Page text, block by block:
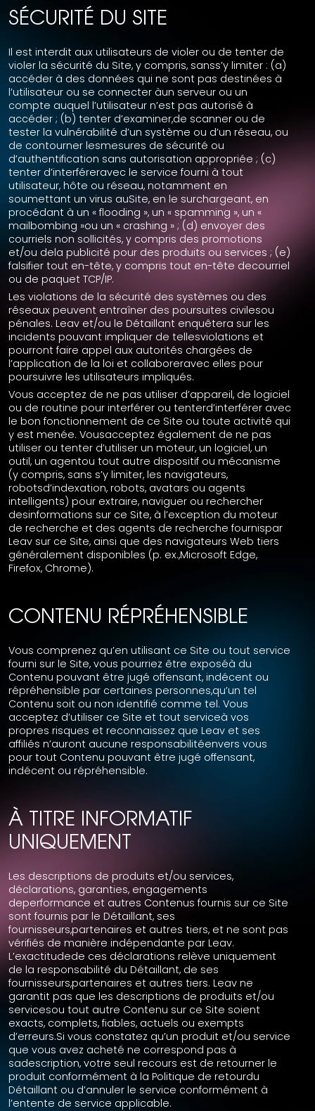
SÉCURITÉ DU SITE
Il est interdit aux utilisateurs de violer ou de tenter de
violer la sécurité du Site, y compris, sanss’y limiter : (a)
accéder à des données qui ne sont pas destinées à
l’utilisateur ou se connecter àun serveur ou un
compte auquel l’utilisateur n’est pas autorisé à
accéder ; (b) tenter d’examiner,de scanner ou de
tester la vulnérabilité d’un système ou d’un réseau, ou
de contourner lesmesures de sécurité ou
d’authentification sans autorisation appropriée ; (c)
tenter d’interféreravec le service fourni à tout
utilisateur, hôte ou réseau, notamment en
soumettant un virus auSite, en le surchargeant, en
procédant à un « flooding », un « spamming », un «
mailbombing »ou un « crashing » ; (d) envoyer des
courriels non sollicités, y compris des promotions
et/ou dela publicité pour des produits ou services ; (e)
falsifier tout en-tête, y compris tout en-tête decourriel
ou de paquet TCP/IP.
Les violations de la sécurité des systèmes ou des
réseaux peuvent entraîner des poursuites civilesou
pénales. Leav et/ou le Détaillant enquêtera sur les
incidents pouvant impliquer de tellesviolations et
pourront faire appel aux autorités chargées de
l’application de la loi et collaboreravec elles pour
poursuivre les utilisateurs impliqués.
Vous acceptez de ne pas utiliser d’appareil, de logiciel
ou de routine pour interférer ou tenterd’interférer avec
le bon fonctionnement de ce Site ou toute activité qui
y est menée. Vousacceptez également de ne pas
utiliser ou tenter d’utiliser un moteur, un logiciel, un
outil, un agentou tout autre dispositif ou mécanisme
(y compris, sans s’y limiter, les navigateurs,
robotsd’indexation, robots, avatars ou agents
intelligents) pour extraire, naviguer ou rechercher
desinformations sur ce Site, à l’exception du moteur
de recherche et des agents de recherche fournispar
Leav sur ce Site, ainsi que des navigateurs Web tiers
généralement disponibles (p. ex.,Microsoft Edge,
Firefox, Chrome).
CONTENU RÉPRÉHENSIBLE
Vous comprenez qu’en utilisant ce Site ou tout service
fourni sur le Site, vous pourriez être exposéà du
Contenu pouvant être jugé offensant, indécent ou
répréhensible par certaines personnes,qu’un tel
Contenu soit ou non identifié comme tel. Vous
acceptez d’utiliser ce Site et tout serviceà vos
propres risques et reconnaissez que Leav et ses
affiliés n’auront aucune responsabilitéenvers vous
pour tout Contenu pouvant être jugé offensant,
indécent ou répréhensible.
À TITRE INFORMATIF
UNIQUEMENT
Les descriptions de produits et/ou services,
déclarations, garanties, engagements
deperformance et autres Contenus fournis sur ce Site
sont fournis par le Détaillant, ses
fournisseurs,partenaires et autres tiers, et ne sont pas
vérifiés de manière indépendante par Leav.
L’exactitudede ces déclarations relève uniquement
de la responsabilité du Détaillant, de ses
fournisseurs,partenaires et autres tiers. Leav ne
garantit pas que les descriptions de produits et/ou
servicesou tout autre Contenu sur ce Site soient
exacts, complets, fiables, actuels ou exempts
d’erreurs.Si vous constatez qu’un produit et/ou service
que vous avez acheté ne correspond pas à
sadescription, votre seul recours est de retourner le
produit conformément à la Politique de retourdu
Détaillant ou d’annuler le service conformément à
l’entente de service applicable.